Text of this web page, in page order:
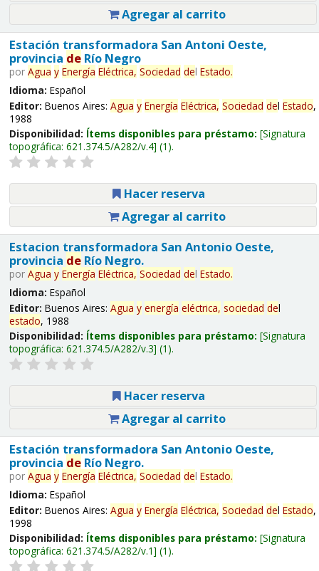
Agregar al carrito
Estación transformadora San Antoni Oeste,
provincia deRío Negro
por Agua y Energía Eléctrica, Sociedad del Estado.
Idioma: Español
Editor: Buenos Aires: Agua y Energía Eléctrica, Sociedad del Estado,
1988
Disponibilidad: Ítems disponibles para préstamo: Signatura
topográfica: 621.374.5/A282/v.4 (1).
Hacer reserva
Agregar al carrito
Estacion transformadora San Antonio Oeste,
provincia deRío Negro.
por Agua y Energía Eléctrica, Sociedad del Estado.
Idioma: Español
Editor: Buenos Aires: Agua y energía eléctrica, sociedad del
estado, 1988
Disponibilidad: Ítems disponibles para préstamo: Signatura
topográfica: 621.374.5/A282/v.3 (1).
Hacer reserva
Agregar al carrito
Estación transformadora San Antonio Oeste,
provincia deRío Negro.
por Agua y Energía Eléctrica, Sociedad del Estado.
Idioma: Español
Editor: Buenos Aires: Agua y Energía Eléctrica, Sociedad del Estado,
1998
Disponibilidad: Ítems disponibles para préstamo: Signatura
topográfica: 621.374.5/A282/v.1 (1).